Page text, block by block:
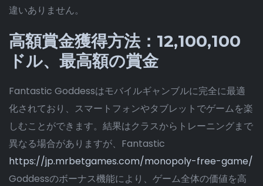
違いありません。
高額賞金獲得方法：12,100,100
ドル、最高額の賞金
Fantastic Goddessはモバイルギャンブルに完全に最適
化されており、スマートフォンやタブレットでゲームを楽
しむことができます。結果はクラスからトレーニングまで
異なる場合がありますが、Fantastic
https://jp.mrbetgames.com/monopoly-free-game/
Goddessのボーナス機能により、ゲーム全体の価値を高